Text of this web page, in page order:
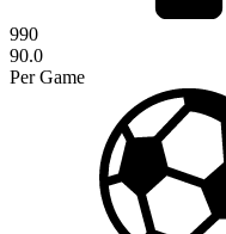
990
90.0
Per Game